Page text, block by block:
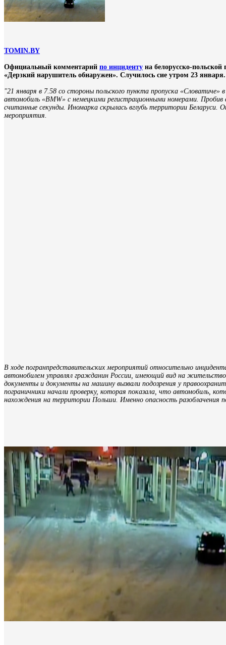
TOMIN.BY
Официальный комментарий по инциденту на белорусско-
«Дерзкий нарушитель обнаружен». Случилось сие утром 23
"21 января в 7.58 со стороны польского пункта пропуска «Словатиче»
автомобиль «BMW» с немецкими регистрационными номерами.
считанные секунды. Иномарка скрылась вглубь территории
мероприятия.
В ходе погранпредставительских мероприятий относительно
автомобилем управлял гражданин России, имеющий вид на
документы и документы на машину вызвали подозрения у
пограничники начали проверку, которая показала, что автомобиль,
нахождения на территории Польши. Именно опасность разоблачения